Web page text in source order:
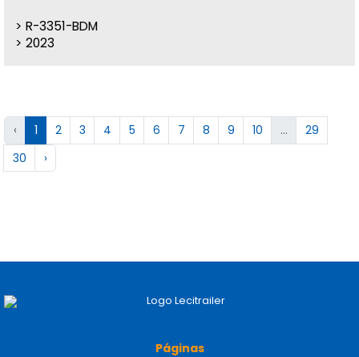
R-3351-BDM
2023
‹ 1 2 3 4 5 6 7 8 9 10 ...
29
30
›
Páginas